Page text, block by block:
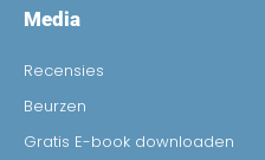
Media
Recensies
Beurzen
Gratis E-book downloaden